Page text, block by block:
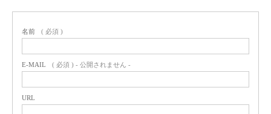
名前 ( 必須 )
E-MAIL ( 必須 ) - 公開されません -
URL